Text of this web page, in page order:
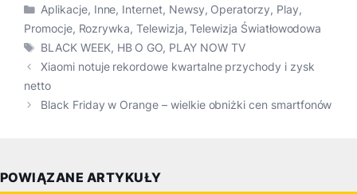
Kategorie
Aplikacje, Inne, Internet, Newsy, Operatorzy, Play,
Promocje, Rozrywka, Telewizja,Telewizja Światłowodowa
Tagi
BLACK WEEK, HB O GO, PLAY NOW TV
Xiaomi notuje rekordowe kwartalne przychody i zysk
netto
Black Friday w Orange – wielkie obniżki cen smartfonów
POWIĄZANE ARTYKUŁY